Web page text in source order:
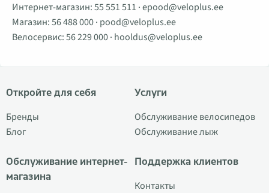
Интернет-магазин:55 551 511 ·epood@veloplus.ee
Магазин:56 488 000· pood@veloplus.ee
Велосервис:56 229 000· hooldus@veloplus.ee
Откройте для себя
Бренды
Блог
Обслуживание интернет-
магазина
Услуги
Обслуживание велосипедов
Обслуживание лыж
Поддержка клиентов
Контакты